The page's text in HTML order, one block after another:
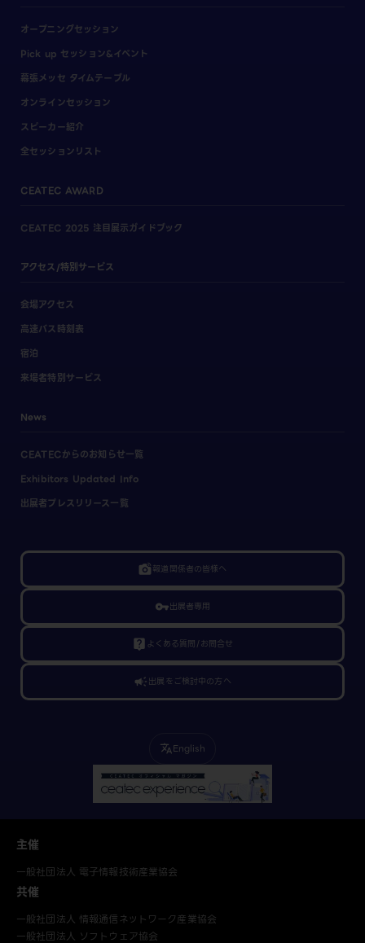
オープニングセッション
Pick up セッション&イベント
幕張メッセ タイムテーブル
オンラインセッション
スピーカー紹介
全セッションリスト
CEATEC AWARD
CEATEC 2025 注目展示ガイドブック
アクセス/特別サービス
会場アクセス
高速バス時刻表
宿泊
来場者特別サービス
News
CEATECからのお知らせ一覧
Exhibitors Updated Info
出展者プレスリリース一覧
linked_camera報道関係者の皆様へ
vpn_key出展者専用
live_help よくある質問/お問合せ
campaign出展をご検討中の方へ
translateEnglish
主催
一般社団法人 電子情報技術産業協会
共催
一般社団法人 情報通信ネットワーク産業協会
一般社団法人 ソフトウェア協会